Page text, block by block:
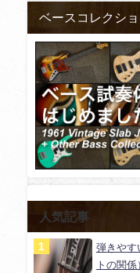
ベースコレクシ
人気記事
弾きやす
トの関係